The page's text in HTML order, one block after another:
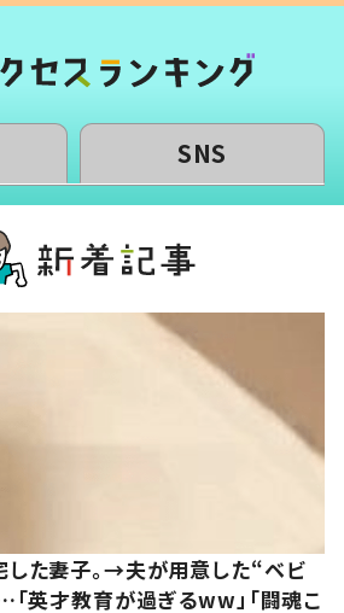
SNS
した妻子。→夫が用意した“ベビ
英才教育が過ぎるww」「闘魂こ